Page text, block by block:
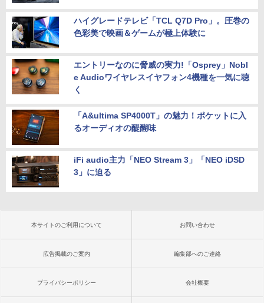
ハイグレードテレビ「TCL Q7D Pro」。圧巻の
色彩美で映画＆ゲームが極上体験に
エントリーなのに脅威の実力!「Osprey」Nobl
e Audioワイヤレスイヤフォン4機種を一気に聴
く
「A&ultima SP4000T」の魅力！ポケットに入
るオーディオの醍醐味
iFi audio主力「NEO Stream 3」「NEO iDSD
3」に迫る
本サイトのご利用について お問い合わせ
広告掲載のご案内 編集部へのご連絡
プライバシーポリシー 会社概要